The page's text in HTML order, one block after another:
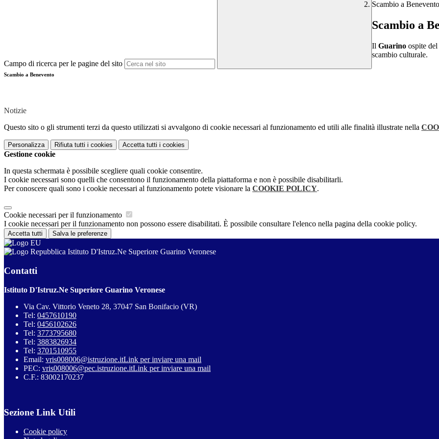
Campo di ricerca per le pagine del sito
Scambio a Benevento
Scambio a
Il Guarino ospite del
scambio culturale.
Scambio a Benevento
Notizie
Questo sito o gli strumenti terzi da questo utilizzati si avvalgono di cookie necessari al funzionamento ed utili alle finalità illustrate nella
Personalizza Rifiuta tutti i cookies Accetta tutti i cookies
Gestione cookie
In questa schermata è possibile scegliere quali cookie consentire.
I cookie necessari sono quelli che consentono il funzionamento della piattaforma e non è possibile disabilitarli.
Per conoscere quali sono i cookie necessari al funzionamento potete visionare la COOKIE POLICY.
Cookie necessari per il funzionamento
I cookie necessari per il funzionamento non possono essere disabilitati. È possibile consultare l'elenco nella pagina della cookie policy.
Accetta tutti Salva le preferenze
Istituto D'Istruz.Ne Superiore Guarino Veronese
Contatti
Istituto D'Istruz.Ne Superiore Guarino Veronese
Via Cav. Vittorio Veneto 28, 37047 San Bonifacio (VR)
Tel: 0457610190
Tel: 0456102626
Tel: 3773795680
Tel: 3883826934
Tel: 3701510955
Email: vris008006@istruzione.itLink per inviare una mail
PEC: vris008006@pec.istruzione.itLink per inviare una mail
C.F.: 83002170237
Sezione Link Utili
Cookie policy